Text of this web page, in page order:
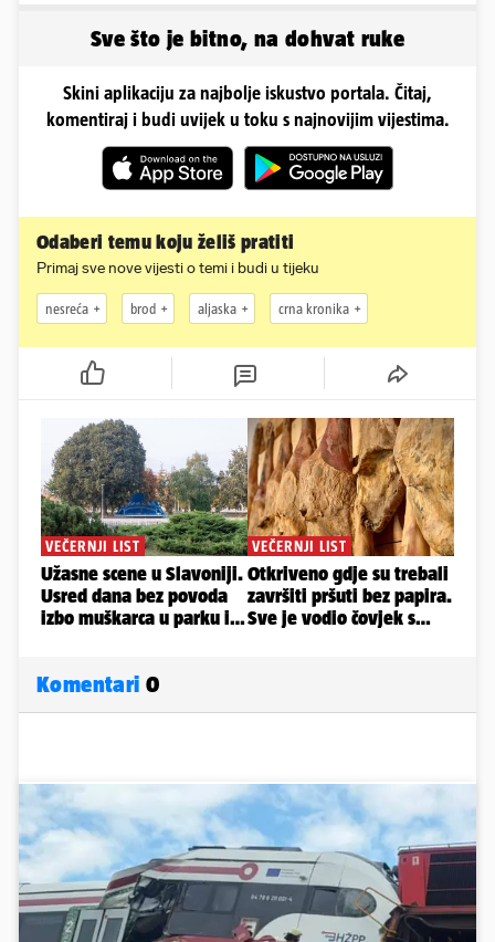
Sve što je bitno, na dohvat ruke
Skini aplikaciju za najbolje iskustvo portala. Čitaj,
komentiraj i budi uvijek u toku s najnovijim vijestima.
Odaberi temu koju želiš pratiti
Primaj sve nove vijesti o temi i budi u tijeku
nesreća brod aljaska crna kronika
Komentari 0